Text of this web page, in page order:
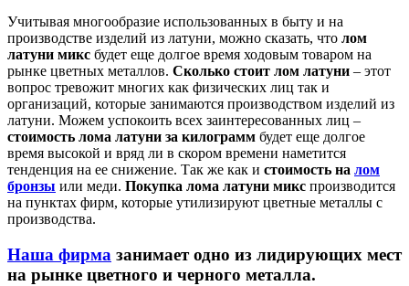
Учитывая многообразие использованных в быту и на
производстве изделий из латуни, можно сказать, что лом
латуни микс будет еще долгое время ходовым товаром на
рынке цветных металлов. Сколько стоит лом латуни – этот
вопрос тревожит многих как физических лиц так и
организаций, которые занимаются производством изделий из
латуни. Можем успокоить всех заинтересованных лиц –
стоимость лома латуни за килограмм будет еще долгое
время высокой и вряд ли в скором времени наметится
тенденция на ее снижение. Так же как и стоимость на лом
бронзы или меди. Покупка лома латуни микс производится
на пунктах фирм, которые утилизируют цветные металлы с
производства.
Наша фирма занимает одно из лидирующих мест
на рынке цветного и черного металла.